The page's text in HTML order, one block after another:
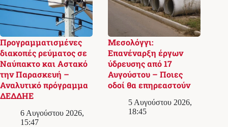
Προγραμματισμένες
διακοπές ρεύματος σε
Ναύπακτο και Αστακό
την Παρασκευή –
Αναλυτικό πρόγραμμα
ΔΕΔΔΗΕ
6 Αυγούστου 2026,
15:47
Μεσολόγγι:
Επανέναρξη έργων
ύδρευσης από 17
Αυγούστου – Ποιες
οδοί θα επηρεαστούν
5 Αυγούστου 2026,
18:45